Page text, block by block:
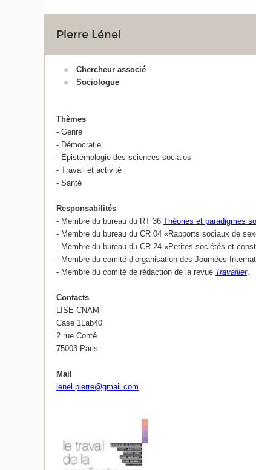
Pierre Lénel
Chercheur associé
Sociologue
Thèmes
- Genre
- Démocratie
- Epistémologie des sciences sociales
- Travail et activité
- Santé
Responsabilités
- Membre du bureau du RT 36Théories et paradigmes
- Membre du bureau du CR 04 «Rapports sociaux de
- Membre du bureau du CR 24 «Petites sociétés et
- Membre du comité d’organisation des Journées
- Membre du comité de rédaction de la revue Travailler.
Contacts
LISE-CNAM
Case 1Lab40
2 rue Conté
75003 Paris
Mail
lenel.pierre@gmail.com